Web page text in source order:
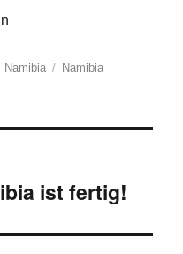
Kategorien
Namibia Schlagwörter
Namibia
ist fertig!